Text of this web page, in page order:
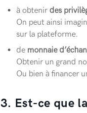
à obtenir des
On peut ainsi
sur la plateforme.
demonnaie
Obtenir un grand
Ou bien à financer
3. Est-ce que